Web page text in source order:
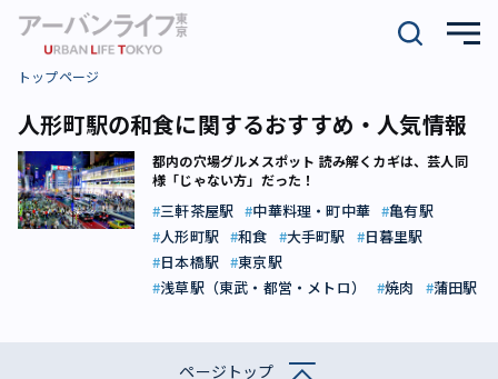
トップページ
人形町駅の和食に関するおすすめ・人気情報
都内の穴場グルメスポット 読み解くカギは、芸人同
様「じゃない方」だった！
三軒茶屋駅 中華料理・町中華
亀有駅
人形町駅
和食 大手町駅
日暮里駅
日本橋駅
東京駅
浅草駅（東武・都営・メトロ）
焼肉 蒲田駅
ページトップ